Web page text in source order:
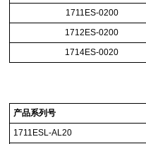
1711ES-0200
1712ES-0200
1714ES-0020
产品系列号
1711ESL-AL20